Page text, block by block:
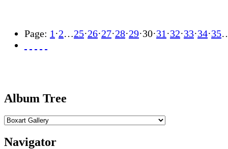
Page: 1 ·2…25·26·27·28·29·30·31 ·32·33·34·35
Album Tree
Navigator